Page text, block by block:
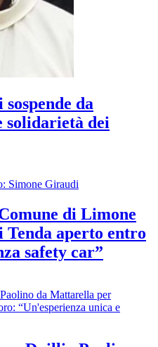
da
solidarietà dei
di Limone
Tenda aperto entro
safety car”